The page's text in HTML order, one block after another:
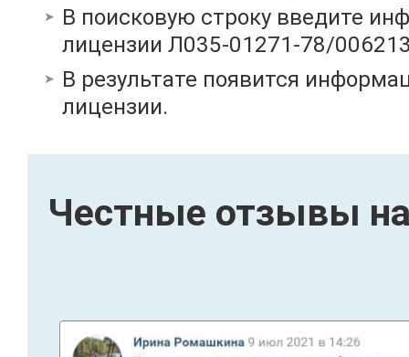
В поисковую строку введите
лицензии Л035-01271-78/
В результате появится
лицензии.
Честные отзывы